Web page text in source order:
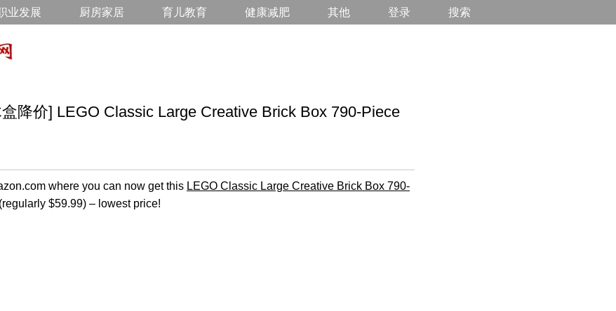
业发展 厨房家居 育儿教育 健康减肥 其他 登录 搜索
降价] LEGO Classic Large Creative Brick Box 790-Piece
where you can now get this LEGO Classic Large Creative Brick Box 790-
$59.99) – lowest price!